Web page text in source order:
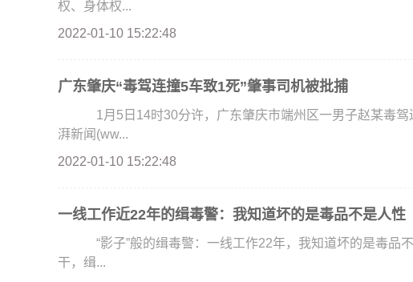
权、身体权...
2022-01-10 15:22:48
广东肇庆“毒驾连撞5车致1死”肇事司机被批捕
1月5日14时30分许，广东肇庆市端州区一男子赵某毒
湃新闻(ww...
2022-01-10 15:22:48
一线工作近22年的缉毒警：我知道坏的是毒品不是人性
“影子”般的缉毒警：一线工作22年，我知道坏的是毒
干，缉...